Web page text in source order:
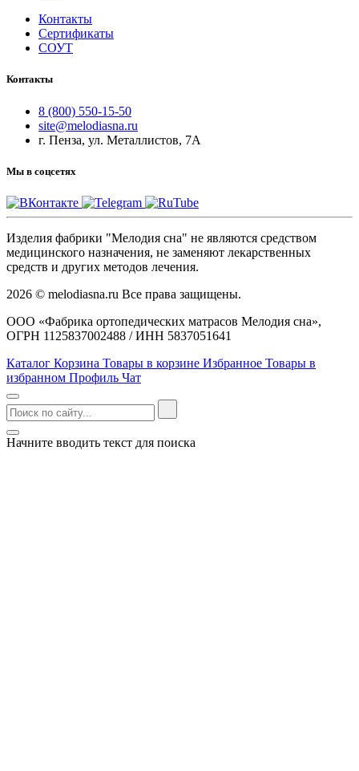
Контакты
Сертификаты
СОУТ
Контакты
8 (800) 550-15-50
site@melodiasna.ru
г. Пенза, ул. Металлистов, 7А
Мы в соцсетях
Изделия фабрики "Мелодия сна" не являются средством
медицинского назначения, не заменяют лекарственных
средств и других методов лечения.
2026 © melodiasna.ru Все права защищены.
ООО «Фабрика ортопедических матрасов Мелодия сна»,
ОГРН 1125837002488 / ИНН 5837051641
Каталог Корзина Товары в корзине Избранное Товары в
избранном Профиль Чат
Начните вводить текст для поиска